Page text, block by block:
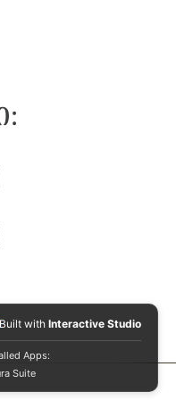
Built with Interactive Studio
Apps:
Suite